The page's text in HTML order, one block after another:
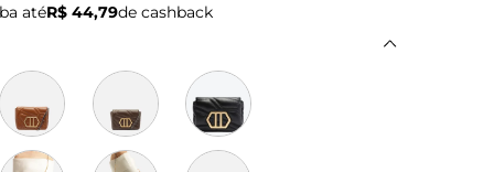
atéR$ 44,79de cashback